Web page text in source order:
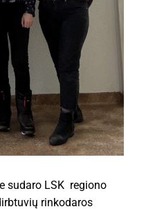
sudaro LSK regiono
rinkodaros